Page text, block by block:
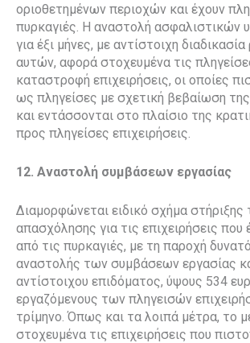
οριοθετημένων περιοχών και έχουν
πυρκαγιές. Η αναστολή ασφαλιστικών
για έξι μήνες, με αντίστοιχη
αυτών, αφορά στοχευμένα τις
καταστροφή επιχειρήσεις, οι οποίες
ως πληγείσες με σχετική βεβαίωση
και εντάσσονται στο πλαίσιο της
προς πληγείσες επιχειρήσεις.
12. Αναστολή συμβάσεων εργασίας
Διαμορφώνεται ειδικό σχήμα στήριξης
απασχόλησης για τις επιχειρήσεις που
από τις πυρκαγιές, με τη παροχή
αναστολής των συμβάσεων εργασίας
αντίστοιχου επιδόματος, ύψους 534
εργαζόμενους των πληγεισών
τρίμηνο. Όπως και τα λοιπά μέτρα, το
στοχευμένα τις επιχειρήσεις που